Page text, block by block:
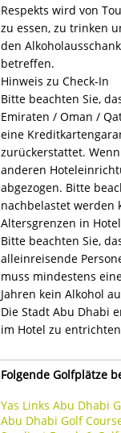
Respekts wird von
zu essen, zu trinken
den
betreffen.
Hinweis zu Check-In
Bitte beachten Sie,
Emiraten / Oman /
eine
zurückerstattet.
anderen
abgezogen. Bitte
nachbelastet werden
Altersgrenzen in
Bitte beachten Sie,
alleinreisende
muss mindestens
Jahren kein Alkohol
Die Stadt Abu Dhabi
im Hotel zu
Folgende Golfplätze
Yas Links Abu Dhabi
Abu Dhabi Golf